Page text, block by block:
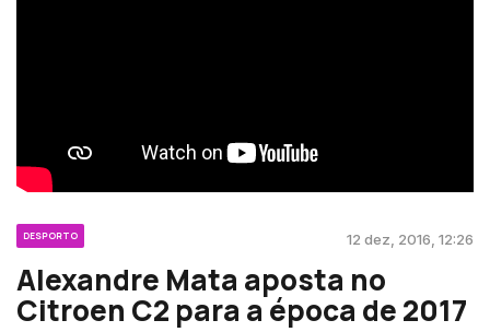
DESPORTO 12 dez, 2016, 12:26
Alexandre Mata aposta no
Citroen C2 para a época de 2017